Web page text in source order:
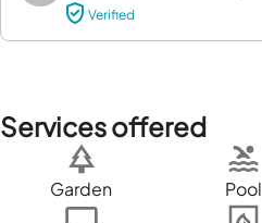
Verified
Services offered
Garden Pool